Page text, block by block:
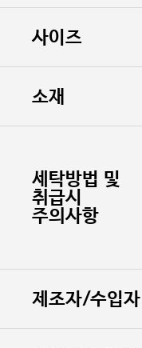
사이즈
소재
세탁방법 및
취급시
주의사항
제조자/수입자